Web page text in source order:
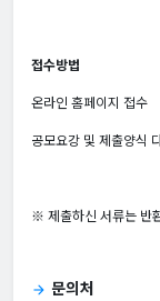
접수방법
온라인 홈페이지 접수
공모요강 및 제출양식
※ 제출하신 서류는 반
arrow_forward 문의처